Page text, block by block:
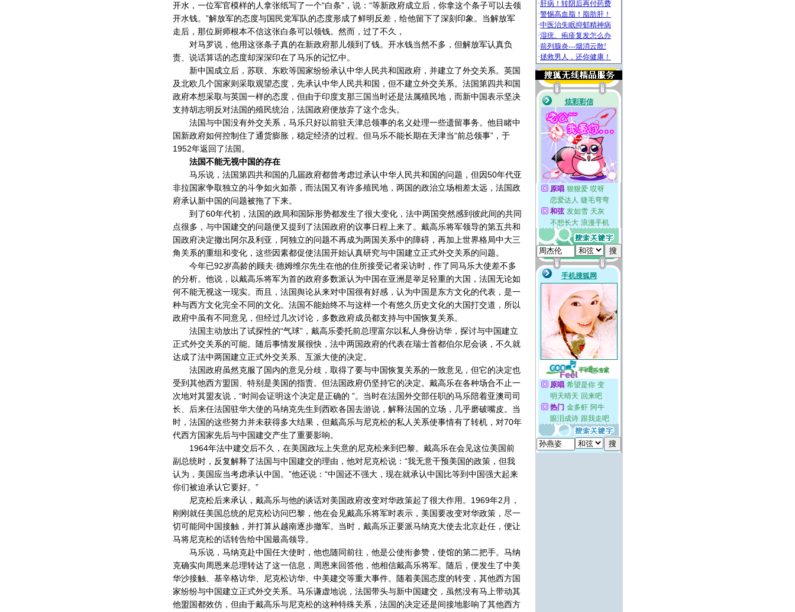
开水，一位军官模样的人拿张纸写了一个“白条”，说：“等新政府成立后，你拿这个条子可以去领
开水钱。”解放军的态度与国民党军队的态度形成了鲜明反差，给他留下了深刻印象。当解放军
走后，那位厨师根本不信这张白条可以领钱。然而，过了不久，
对马罗说，他用这张条子真的在新政府那儿领到了钱。开水钱当然不多，但解放军认真负
责、说话算话的态度却深深印在了马乐的记忆中。
新中国成立后，苏联、东欧等国家纷纷承认中华人民共和国政府，并建立了外交关系。英国
及北欧几个国家则采取观望态度，先承认中华人民共和国，但不建立外交关系。法国第四共和国
政府本想采取与英国一样的态度，但由于印度支那三国当时还是法属殖民地，而新中国表示坚决
支持胡志明反对法国的殖民统治，法国政府便放弃了这个念头。
法国与中国没有外交关系，马乐只好以前驻天津总领事的名义处理一些遗留事务。他目睹中
国新政府如何控制住了通货膨胀，稳定经济的过程。但马乐不能长期在天津当“前总领事”，于
1952年返回了法国。
法国不能无视中国的存在
马乐说，法国第四共和国的几届政府都曾考虑过承认中华人民共和国的问题，但因50年代亚
非拉国家争取独立的斗争如火如荼，而法国又有许多殖民地，两国的政治立场相差太远，法国政
府承认新中国的问题被拖了下来。
到了60年代初，法国的政局和国际形势都发生了很大变化，法中两国突然感到彼此间的共同
点很多，与中国建交的问题便又提到了法国政府的议事日程上来了。戴高乐将军领导的第五共和
国政府决定撤出阿尔及利亚，阿独立的问题不再成为两国关系中的障碍，再加上世界格局中大三
角关系的重组和变化，这些因素都促使法国开始认真研究与中国建立正式外交关系的问题。
今年已92岁高龄的顾夫·德姆维尔先生在他的住所接受记者采访时，作了同马乐大使差不多
的分析。他说，以戴高乐将军为首的政府多数派认为中国在亚洲是举足轻重的大国，法国无论如
何不能无视这一现实。而且，法国舆论从来对中国很有好感，认为中国是东方文化的代表，是一
种与西方文化完全不同的文化。法国不能始终不与这样一个有悠久历史文化的大国打交道，所以
政府中虽有不同意见，但经过几次讨论，多数政府成员都支持与中国恢复关系。
法国主动放出了试探性的“气球”，戴高乐委托前总理富尔以私人身份访华，探讨与中国建立
正式外交关系的可能。随后事情发展很快，法中两国政府的代表在瑞士首都伯尔尼会谈，不久就
达成了法中两国建立正式外交关系、互派大使的决定。
法国政府虽然克服了国内的意见分歧，取得了要与中国恢复关系的一致意见，但它的决定也
受到其他西方盟国、特别是美国的指责。但法国政府仍坚持它的决定。戴高乐在各种场合不止一
次地对其盟友说，“时间会证明这个决定是正确的 ”。当时在法国外交部任职的马乐陪着亚澳司司
长、后来任法国驻华大使的马纳克先生到西欧各国去游说，解释法国的立场，几乎磨破嘴皮。当
时，法国的这些努力并未获得多大结果，但戴高乐与尼克松的私人关系使事情有了转机，对70年
代西方国家先后与中国建交产生了重要影响。
1964年法中建交后不久，在美国政坛上失意的尼克松来到巴黎。戴高乐在会见这位美国前
副总统时，反复解释了法国与中国建交的理由，他对尼克松说：“我无意干预美国的政策，但我
认为，美国应当考虑承认中国。”他还说：“中国还不强大，现在就承认中国比等到中国强大起来
你们被迫承认它要好。”
尼克松后来承认，戴高乐与他的谈话对美国政府改变对华政策起了很大作用。1969年2月，
刚刚就任美国总统的尼克松访问巴黎，他在会见戴高乐将军时表示，美国要改变对华政策，尽一
切可能同中国接触，并打算从越南逐步撤军。当时，戴高乐正要派马纳克大使去北京赴任，便让
马将尼克松的话转告给中国最高领导。
马乐说，马纳克赴中国任大使时，他也随同前往，他是公使衔参赞，使馆的第二把手。马纳
克确实向周恩来总理转达了这一信息，周恩来回答他，他相信戴高乐将军。随后，便发生了中美
华沙接触、基辛格访华、尼克松访华、中美建交等重大事件。随着美国态度的转变，其他西方国
家纷纷与中国建立正式外交关系。马乐谦虚地说，法国带头与新中国建交，虽然没有马上带动其
他盟国都效仿，但由于戴高乐与尼克松的这种特殊关系，法国的决定还是间接地影响了其他西方